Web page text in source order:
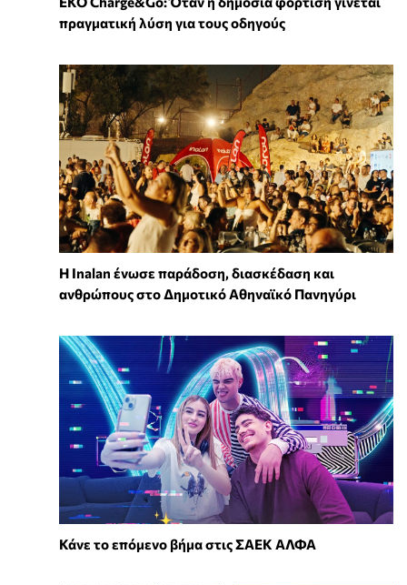
πραγματική λύση για τους οδηγούς
Η Inalan ένωσε παράδοση, διασκέδαση και
ανθρώπους στο Δημοτικό Αθηναϊκό Πανηγύρι
Κάνε το επόμενο βήμα στις ΣΑΕΚ ΑΛΦΑ